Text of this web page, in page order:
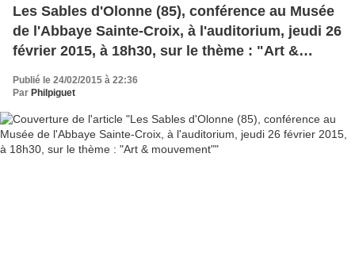
Les Sables d'Olonne (85), conférence au Musée
de l'Abbaye Sainte-Croix, à l'auditorium, jeudi 26
février 2015, à 18h30, sur le thème : "Art &
mouvement"
Publié le 24/02/2015 à 22:36
Par Philpiguet